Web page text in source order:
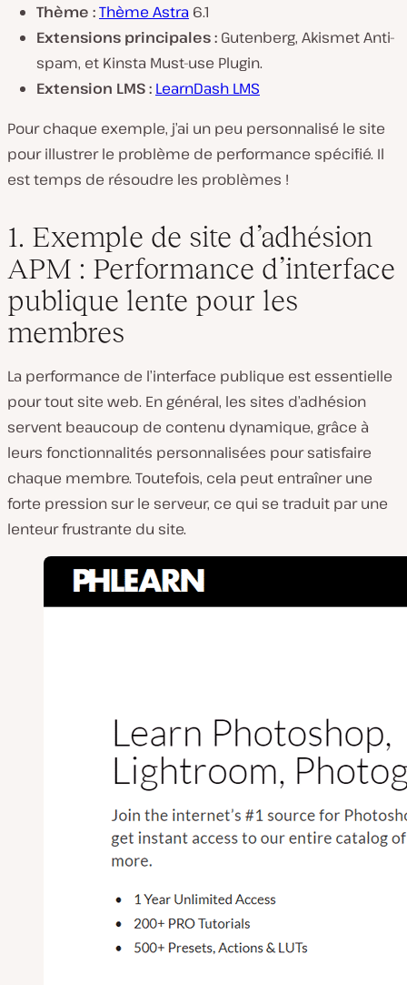
Thème :Thème Astra 6.1
Extensions principales: Gutenberg, Akismet Anti-
spam, et Kinsta Must-use Plugin.
Extension LMS : LearnDash LMS
Pour chaque exemple, j’ai un peu personnalisé le site
pour illustrer le problème de performance spécifié. Il
est temps de résoudre les problèmes !
1. Exemple de site d’adhésion
APM : Performance d’interface
publique lente pour les
membres
La performance de l’interface publique est essentielle
pour tout site web. En général, les sites d’adhésion
servent beaucoup de contenu dynamique, grâce à
leurs fonctionnalités personnalisées pour satisfaire
chaque membre. Toutefois, cela peut entraîner une
forte pression sur le serveur, ce qui se traduit par une
lenteur frustrante du site.